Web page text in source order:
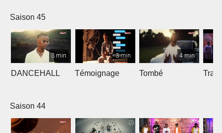
Saison 45
3 min
DANCEHALL
3 min
Témoignage
4 min
Tombé
Saison 44